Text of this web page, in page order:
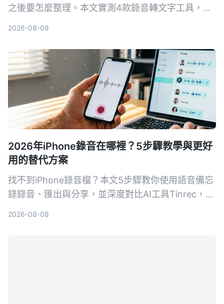
之後要怎麼整理。本文實測4款錄音轉文字工具，整
2026-08-08
2026年iPhone錄音在哪裡？5步驟教學與更好
用的替代方案
找不到iPhone錄音檔？本文5步驟教你使用語音備忘
錄錄音、匯出與分享，並深度對比AI工具Tinrec，讓
2026-08-08